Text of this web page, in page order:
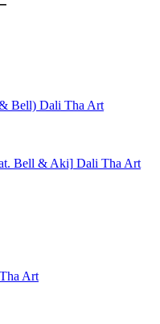
Bell) Dali Tha Art
Bell & Aki] Dali Tha Art
Art